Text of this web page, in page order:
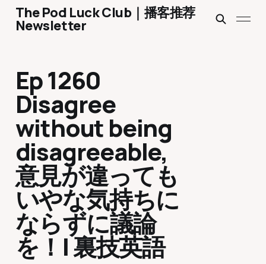
The Pod Luck Club｜播客推荐
Newsletter
Ep 1260
Disagree
without being
disagreeable,
意見が違っても
いやな気持ちに
ならずに議論
を！| 裏技英語